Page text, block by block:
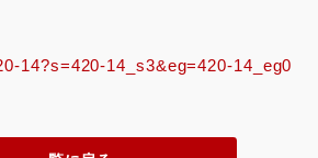
14?s=420-14_s3&eg=420-14_eg0